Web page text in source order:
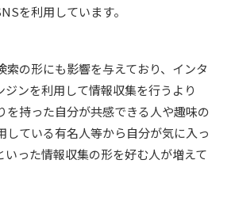
を利用しています。
索の形にも影響を与えており、インタ
ジンを利用して情報収集を行うより
を持った自分が共感できる人や趣味の
している有名人等から自分が気に入っ
いった情報収集の形を好む人が増えて